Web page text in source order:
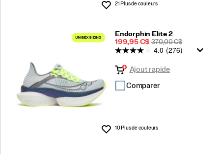
Liste de souhaits
21 Plus de couleurs
Endorphin Elite 2
Prix
soldé
199,95 C$ PRIX
DE
370,00 C$
Liste de souhaits
4.0 (276)
Ajout rapide
Comparer
10 Plus de couleurs